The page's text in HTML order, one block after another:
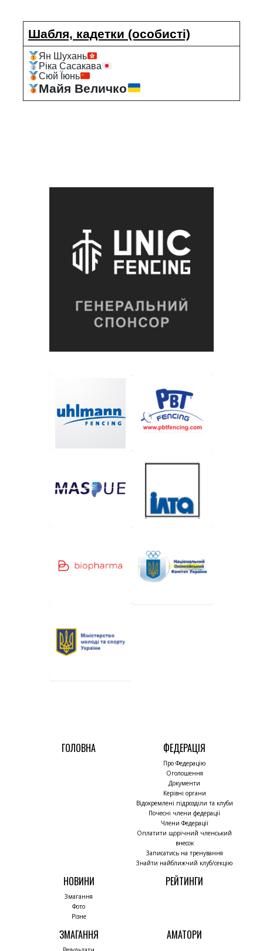
Шабля, кадетки (особисті)
Ян Шухань
Ріка Сасакaва
Сюй Їюнь
Майя Величко
ГОЛОВНА ФЕДЕРАЦІЯ
Про Федерацію
Оголошення
Документи
Керівні органи
Відокремлені підрозділи та клуби
Почесні члени федерації
Члени Федерації
Оплатити щорічний членський
внесок
Записатись на тренування
Знайти найближчий клуб/секцію
НОВИНИ
Змагання
Фото
Різне
РЕЙТИНГИ
ЗМАГАННЯ АМАТОРИ